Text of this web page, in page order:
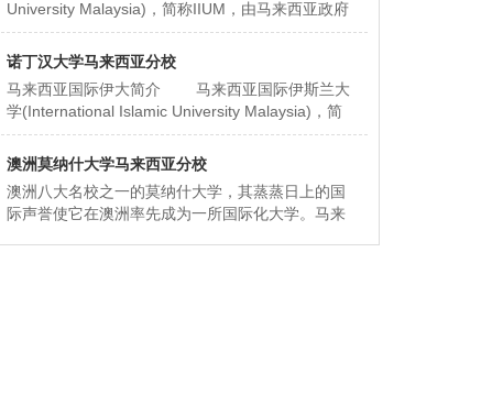
University Malaysia)，简称IIUM，由马来西亚政府
于1983年倡议和主办
诺丁汉大学马来西亚分校
马来西亚国际伊大简介 马来西亚国际伊斯兰大
学(International Islamic University Malaysia)，简
称IIUM，由马来西亚
澳洲莫纳什大学马来西亚分校
澳洲八大名校之一的莫纳什大学，其蒸蒸日上的国
际声誉使它在澳洲率先成为一所国际化大学。马来